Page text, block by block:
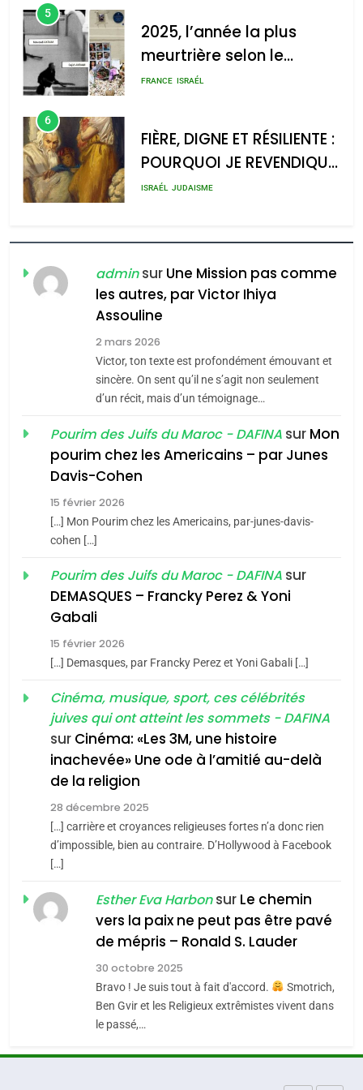
2025, l’année la plus
meurtrière selon le rapport
l’antisémitisme
admin 0
5
2025, l’année la plus
meurtrière selon le
rapport d’ADL contre
FRANCE ISRAÉL
6
FIÈRE, DIGNE ET RÉSILIENTE :
POURQUOI JE REVENDIQUE
MA JUDAÏTE par Thérèse
ISRAÉL JUDAISME
CE QUI NOUS MANQUE –
Jacques Hadida
JUDAISME
Maroc : Les amandes de
Tafraout, le miel de Tadla
Azilal consacrés produits
du terroir
DAFINA MAROC
Oeil ravageur – Vanessa
De Loya Stauber
«Tu dis génocide, je dis
guerre»: La nouvelle
Tout sur la Nostalgie
SOUVENIRS
l’alliance pourrait
s’étendre à 13 pays
d’Amérique latine
ISRAÉL JUDAISME
2025, l’année la plus
meurtrière selon le
rapport d’ADL contre
l’antisémitisme
FRANCE ISRAÉL
FIÈRE, DIGNE ET RÉSILIENTE :
POURQUOI JE REVENDIQUE
adminsur Une Mission pas comme
les autres, par Victor Ihiya
Assouline
2 mars 2026
Victor, ton texte est profondément émouvant et
sincère. On sent qu’il ne s’agit non seulement
d’un récit, mais d’un témoignage…
Pourim des Juifs du Maroc - DAFINA sur Mon
pourim chez les Americains – par Junes
Davis-Cohen
15 février 2026
[…] Mon Pourim chez les Americains, par-junes-davis-
cohen […]
Pourim des Juifs du Maroc - DAFINA sur
DEMASQUES – Francky Perez & Yoni
Gabali
15 février 2026
[…] Demasques, par Francky Perez et Yoni Gabali […]
Cinéma, musique, sport, ces célébrités
juives qui ont atteint les sommets - DAFINA
sur Cinéma: «Les 3M, une histoire
inachevée» Une ode à l’amitié au-delà
de la religion
28 décembre 2025
[…] carrière et croyances religieuses fortes n’a donc rien
d’impossible, bien au contraire. D’Hollywood à Facebook
[…]
Esther Eva Harbonsur Le chemin
vers la paix ne peut pas être pavé
de mépris – Ronald S. Lauder
30 octobre 2025
Bravo ! Je suis tout à fait d'accord.
Smotrich,
Ben Gvir et les Religieux extrêmistes vivent dans
le passé,…
2025, l’année la plus
d’ADL contre
l’antisémitisme
FRANCE ISRAÉL
POURQUOI JE REVENDIQUE
Zrihen-Dvir
CE QUI NOUS MANQUE –
Jacques Hadida
JUDAISME
Maroc : Les amandes de
Azilal consacrés produits
du terroir
DAFINA MAROC
Oeil ravageur – Vanessa De
Loya Stauber
CINEMA ISRAÉL
«Tu dis génocide, je dis
guerre»: La nouvelle